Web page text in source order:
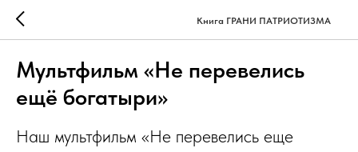
Книга ГРАНИ ПАТРИОТИЗМА
Мультфильм «Не перевелись
ещё богатыри»
Наш мультфильм «Не перевелись еще